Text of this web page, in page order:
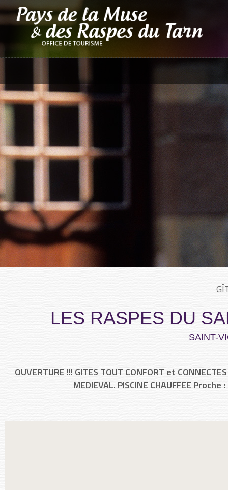
LES RASPES DU
SAINT-
OUVERTURE !!! GITES TOUT CONFORT et
MEDIEVAL. PISCINE CHAUFFEE